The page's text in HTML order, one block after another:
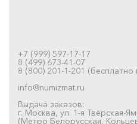
+7 (999) 597-17-17
8 (499) 673-41-07
8 (800) 201-1-201 (бесплатно
info@numizmat.ru
Выдача заказов:
г. Москва, ул. 1-я Тверская-
(Метро Белорусская,